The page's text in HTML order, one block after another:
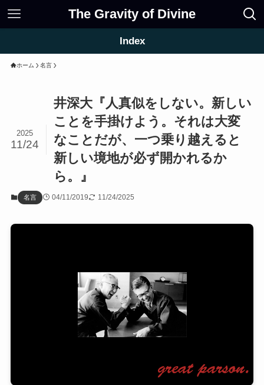
The Gravity of Divine
Index
ホーム 名言
井深大『人真似をしない。新しい
ことを手掛けよう。それは大変
なことだが、一つ乗り越えると
新しい境地が必ず開かれるか
ら。』
2025
11/24
名言 04/11/2019 11/24/2025